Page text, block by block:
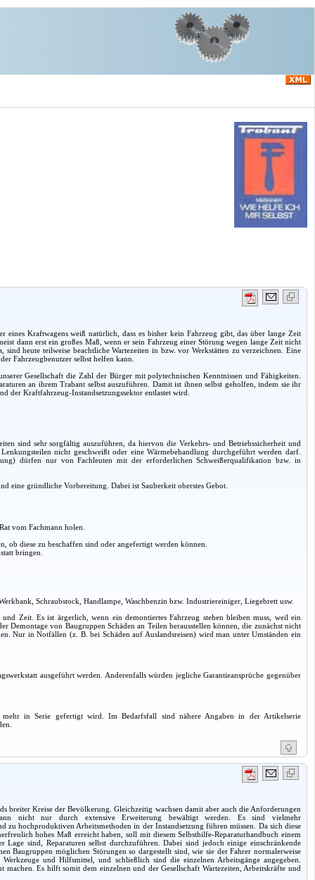
Kraftwagens weiß natürlich, dass es bisher kein Fahrzeug gibt, das über lange Zeit
dann erst ein großes Maß, wenn er sein Fahrzeug einer Störung wegen lange Zeit nicht
heute teilweise beachtliche Wartezeiten in bzw. vor Werkstätten zu verzeichnen. Eine
Fahrzeugbenutzer selbst helfen kann.
Gesellschaft die Zahl der Bürger mit polytechnischen Kenntnissen und Fähigkeiten.
an ihrem Trabant selbst auszuführen. Damit ist ihnen selbst geholfen, indem sie ihr
der Kraftfahrzeug-Instandsetzungssektor entlastet wird.
sind sehr sorgfältig auszuführen, da hiervon die Verkehrs- und Betriebssicherheit und
nicht geschweißt oder eine Wärmebehandlung durchgeführt werden darf.
dürfen nur von Fachleuten mit der erforderlichen Schweißerqualifikation bzw. in
eine gründliche Vorbereitung. Dabei ist Sauberkeit oberstes Gebot.
vom Fachmann holen.
ob diese zu beschaffen sind oder angefertigt werden können.
bringen.
Schraubstock, Handlampe, Waschbenzin bzw. Industriereiniger, Liegebrett usw.
Zeit. Es ist ärgerlich, wenn ein demontiertes Fahrzeug stehen bleiben muss, weil ein
Demontage von Baugruppen Schäden an Teilen herausstellen können, die zunächst nicht
Nur in Notfällen (z. B. bei Schäden auf Auslandsreisen) wird man unter Umständen ein
ausgeführt werden. Anderenfalls würden jegliche Garantieansprüche gegenüber
in Serie gefertigt wird. Im Bedarfsfall sind nähere Angaben in der Artikelserie
breiter Kreise der Bevölkerung. Gleichzeitig wachsen damit aber auch die Anforderungen
nicht nur durch extensive Erweiterung bewältigt werden. Es sind vielmehr
hochproduktiven Arbeitsmethoden in der Instandsetzung führen müssen. Da sich diese
hohes Maß erreicht haben, soll mit diesem Selbsthilfe-Reparaturhandbuch einem
sind, Reparaturen selbst durchzuführen. Dabei sind jedoch einige einschränkende
Baugruppen möglichen Störungen so dargestellt sind, wie sie der Fahrer normalerweise
und Hilfsmittel, und schließlich sind die einzelnen Arbeitsgänge angegeben.
Es hilft somit dem einzelnen und der Gesellschaft Wartezeiten, Arbeitskräfte und